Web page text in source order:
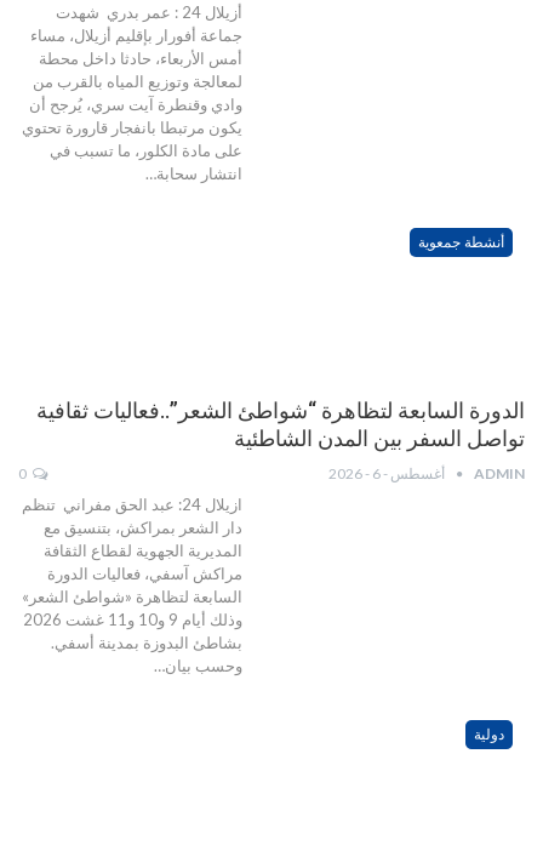
أزيلال 24 : عمر بدري شهدت
جماعة أفورار بإقليم أزيلال، مساء
أمس الأربعاء، حادثا داخل محطة
لمعالجة وتوزيع المياه بالقرب من
وادي وقنطرة آيت سري، يُرجح أن
يكون مرتبطا بانفجار قارورة تحتوي
على مادة الكلور، ما تسبب في
انتشار سحابة…
أنشطة جمعوية
الدورة السابعة لتظاهرة “شواطئ الشعر”..فعاليات ثقافية
تواصل السفر بين المدن الشاطئية
ADMIN أغسطس - 6 - 2026
ازيلال 24: عبد الحق مفراني تنظم
دار الشعر بمراكش، بتنسيق مع
المديرية الجهوية لقطاع الثقافة
مراكش آسفي، فعاليات الدورة
السابعة لتظاهرة «شواطئ الشعر»
وذلك أيام 9 و10 و11 غشت 2026
بشاطئ البدوزة بمدينة أسفي.
وحسب بيان…
دولية